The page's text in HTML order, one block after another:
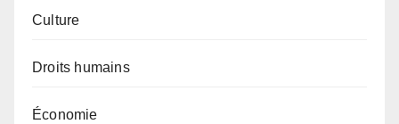
Culture
Droits humains
Économie